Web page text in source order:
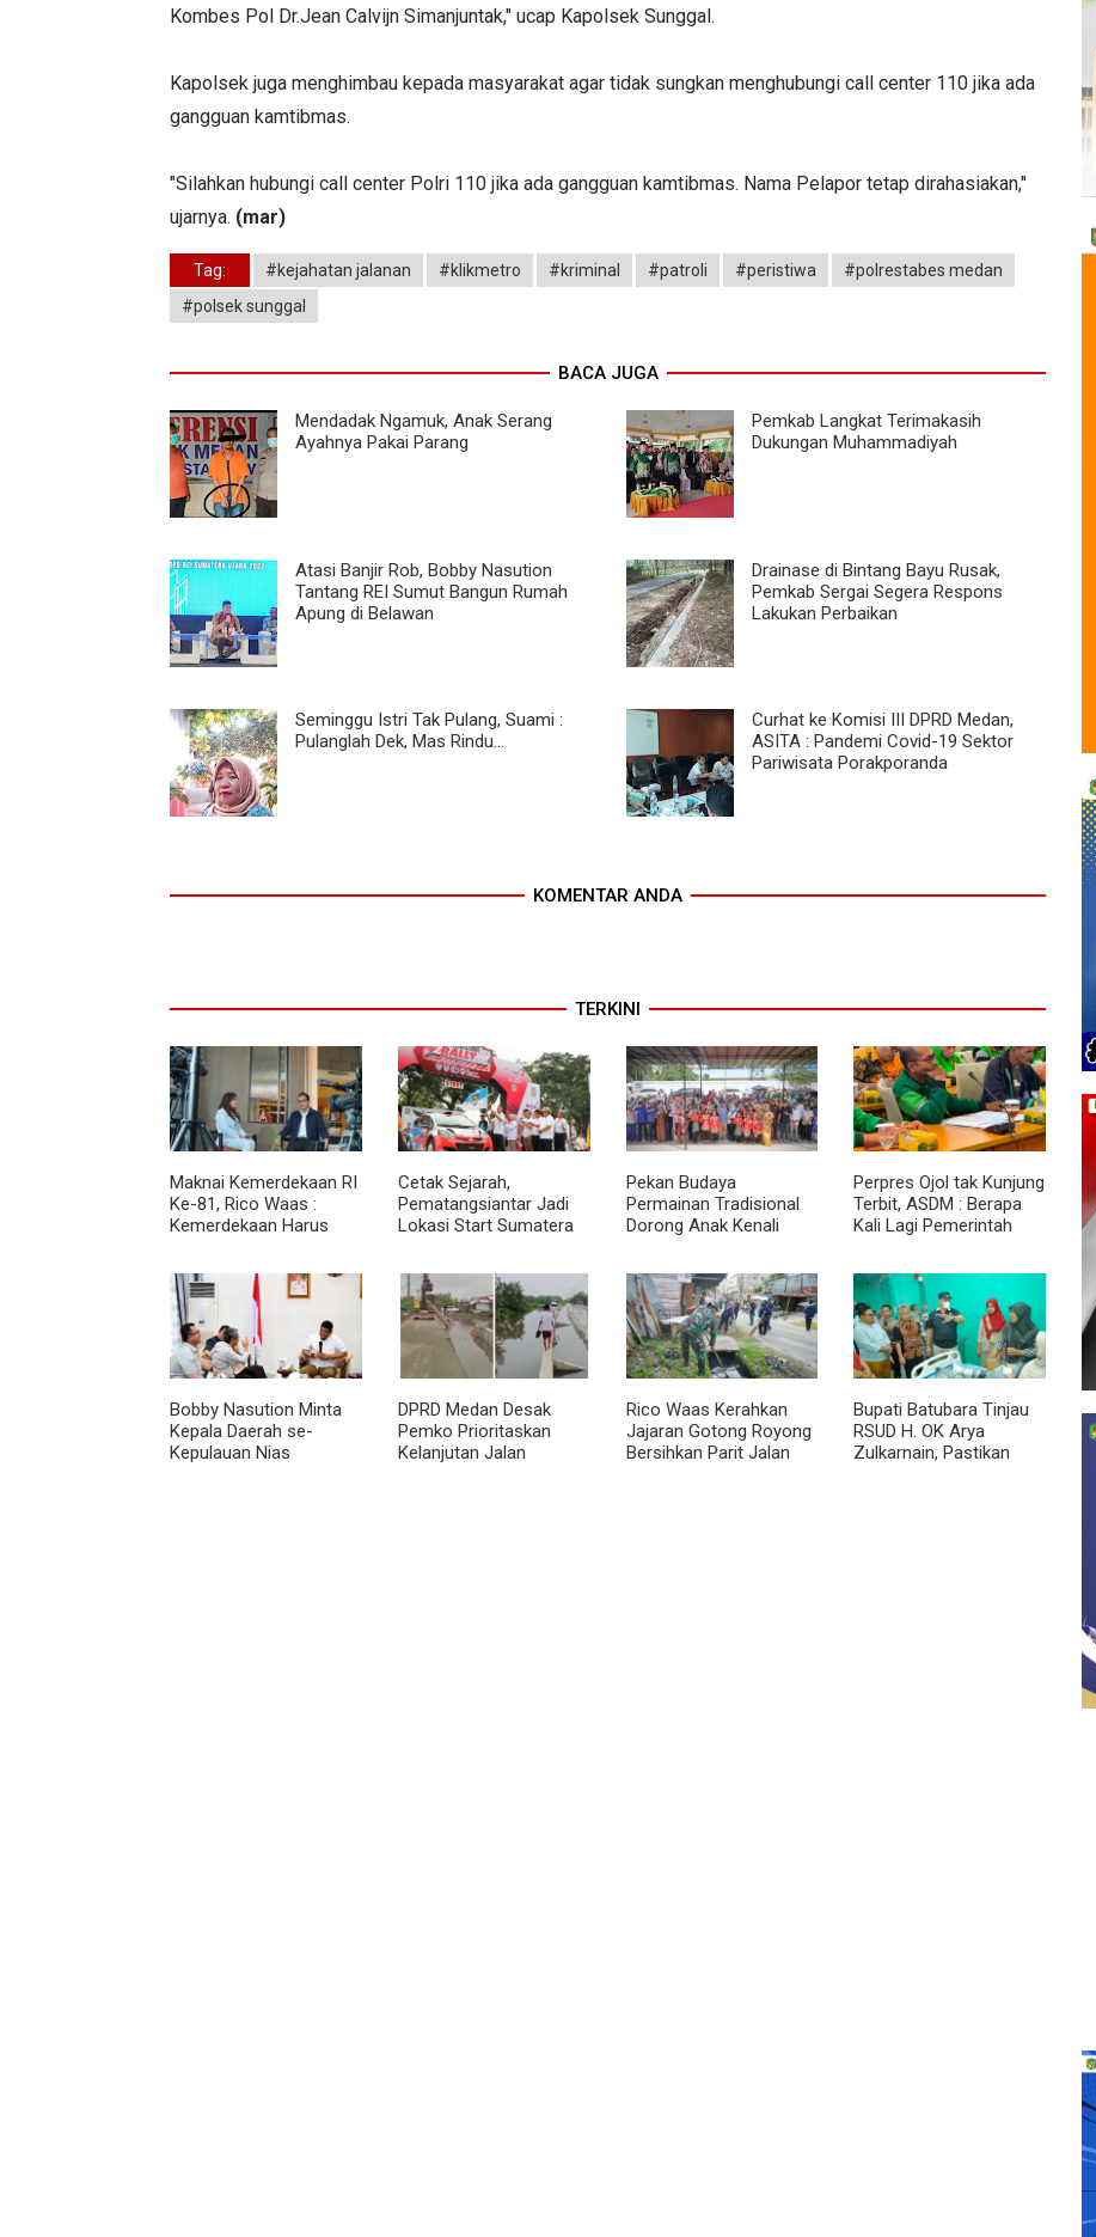
Kombes Pol Dr.Jean Calvijn Simanjuntak," ucap Kapolsek Sunggal.
Kapolsek juga menghimbau kepada masyarakat agar tidak sungkan menghubungi call center 110 jika ada
gangguan kamtibmas.
"Silahkan hubungi call center Polri 110 jika ada gangguan kamtibmas. Nama Pelapor tetap dirahasiakan,"
ujarnya. (mar)
Tag: #kejahatan jalanan #klikmetro #kriminal #patroli #peristiwa
#polrestabes medan
#polsek sunggal
BACA JUGA
Mendadak Ngamuk, Anak Serang
Ayahnya Pakai Parang
Pemkab Langkat Terimakasih
Dukungan Muhammadiyah
Atasi Banjir Rob, Bobby Nasution
Tantang REI Sumut Bangun Rumah
Apung di Belawan
Drainase di Bintang Bayu Rusak,
Pemkab Sergai Segera Respons
Lakukan Perbaikan
Seminggu Istri Tak Pulang, Suami :
Pulanglah Dek, Mas Rindu...
Curhat ke Komisi III DPRD Medan,
ASITA : Pandemi Covid-19 Sektor
Pariwisata Porakporanda
KOMENTAR ANDA
TERKINI
Maknai Kemerdekaan RI
Ke-81, Rico Waas :
Kemerdekaan Harus
Lewat Peningkatan
Pelayanan Primer
Cetak Sejarah,
Pematangsiantar Jadi
Lokasi Start Sumatera
Pekan Budaya
Permainan Tradisional
Dorong Anak Kenali
Ketergantungan Gadget
Perpres Ojol tak Kunjung
Terbit, ASDM : Berapa
Kali Lagi Pemerintah
Bobby Nasution Minta
Kepala Daerah se-
Kepulauan Nias
DPRD Medan Desak
Pemko Prioritaskan
Kelanjutan Jalan
Rico Waas Kerahkan
Jajaran Gotong Royong
Bersihkan Parit Jalan
Bupati Batubara Tinjau
RSUD H. OK Arya
Zulkarnain, Pastikan